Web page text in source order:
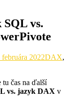
SQL vs.
februára 2022DAX,
tu čas na ďalší
vs. jazyk DAX v